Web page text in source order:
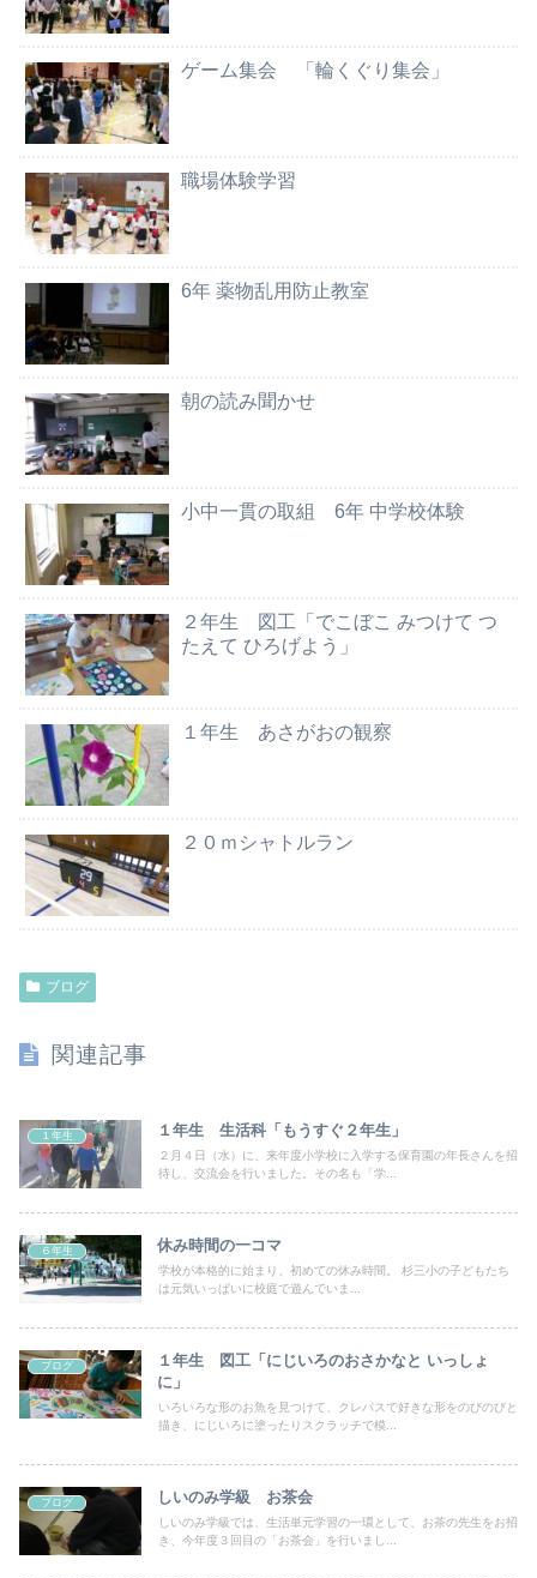
ゲーム集会 「輪くぐり集会」
職場体験学習
6年 薬物乱用防止教室
朝の読み聞かせ
小中一貫の取組 6年 中学校体験
２年生 図工「でこぼこ みつけて つ
たえて ひろげよう」
１年生 あさがおの観察
２０ｍシャトルラン
ブログ
関連記事
１年生 １年生 生活科「もうすぐ２年生」
２月４日（水）に、来年度小学校に入学する保育園の年長さんを招
待し、交流会を行いました。その名も「学...
６年生 休み時間の一コマ
学校が本格的に始まり、初めての休み時間。 杉三小の子どもたち
は元気いっぱいに校庭で遊んでいま...
ブログ
１年生 図工「にじいろのおさかなと いっしょ
に」
いろいろな形のお魚を見つけて、クレパスで好きな形をのびのびと
描き、にじいろに塗ったりスクラッチで模...
ブログ しいのみ学級 お茶会
しいのみ学級では、生活単元学習の一環として、お茶の先生をお招
き、今年度３回目の「お茶会」を行いまし...